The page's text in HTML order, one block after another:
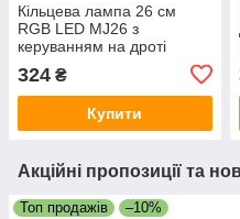
Кільцева лампа 26 см
RGB LED MJ26 з
керуванням на дроті
324 ₴
Купити
Акційні пропозиції та
Топ продажів –10%